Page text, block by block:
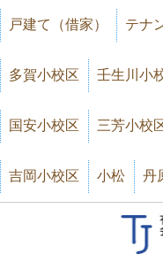
戸建て（借家） テナ
多賀小校区 壬生川小
国安小校区 三芳小校
吉岡小校区 小松 丹